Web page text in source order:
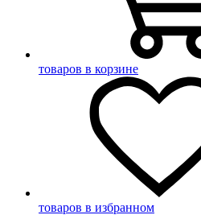
товаров в корзине
товаров в избранном